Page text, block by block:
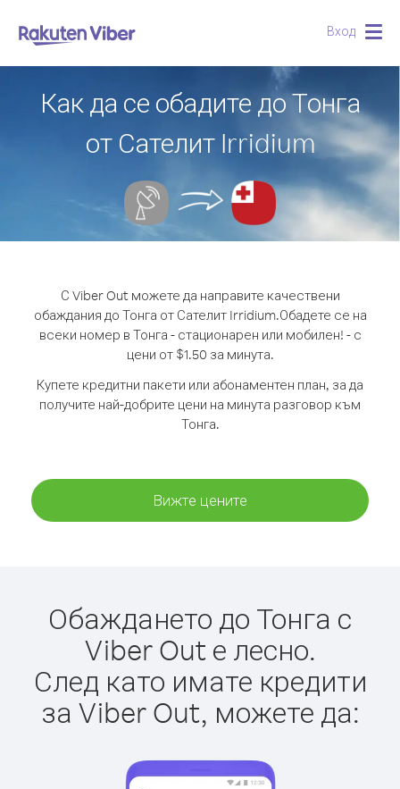
Вход
Как да се обадите до Тонга
от Сателит Irridium
С Viber Out можете да направите качествени
обаждания до Тонга от Сателит Irridium.Обадете се на
всеки номер в Тонга - стационарен или мобилен! - с
цени от $1.50 за минута.
Купете кредитни пакети или абонаментен план, за да
получите най-добрите цени на минута разговор към
Тонга.
Вижте цените
Обаждането до Тонга с
Viber Out е лесно.
След като имате кредити
за Viber Out, можете да: